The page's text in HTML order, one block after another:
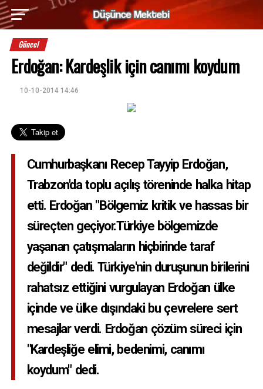
Güncel
Erdoğan: Kardeşlik için canımı koydum
10-10-2014 14:46
Cumhurbaşkanı Recep Tayyip Erdoğan,
Trabzon'da toplu açılış töreninde halka hitap
etti. Erdoğan "Bölgemiz kritik ve hassas bir
süreçten geçiyor.Türkiye bölgemizde
yaşanan çatışmaların hiçbirinde taraf
değildir" dedi. Türkiye'nin duruşunun birilerini
rahatsız ettiğini vurgulayan Erdoğan ülke
içinde ve ülke dışındaki bu çevrelere sert
mesajlar verdi. Erdoğan çözüm süreci için
"Kardeşliğe elimi, bedenimi, canımı
koydum" dedi.